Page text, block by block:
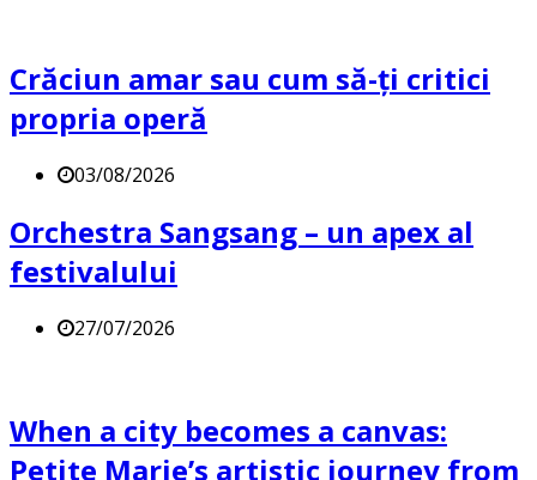
Crăciun amar sau cum să-ți critici
propria operă
03/08/2026
Orchestra Sangsang – un apex al
festivalului
27/07/2026
When a city becomes a canvas:
Petite Marie’s artistic journey from